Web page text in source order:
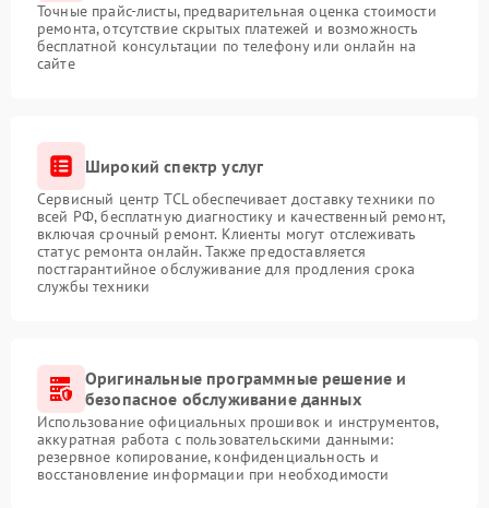
Точные прайс-листы, предварительная оценка стоимости
ремонта, отсутствие скрытых платежей и возможность
бесплатной консультации по телефону или онлайн на
сайте
Широкий спектр услуг
Сервисный центр TCL обеспечивает доставку техники по
всей РФ, бесплатную диагностику и качественный ремонт,
включая срочный ремонт. Клиенты могут отслеживать
статус ремонта онлайн. Также предоставляется
постгарантийное обслуживание для продления срока
службы техники
Оригинальные программные решение и
безопасное обслуживание данных
Использование официальных прошивок и инструментов,
аккуратная работа с пользовательскими данными:
резервное копирование, конфиденциальность и
восстановление информации при необходимости